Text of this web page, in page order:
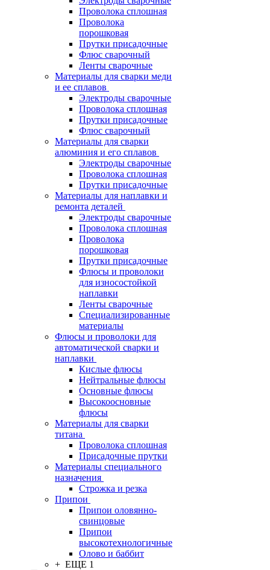
Проволока сплошная
Проволока
порошковая
Прутки присадочные
Флюс сварочный
Ленты сварочные
Материалы для сварки меди
и ее сплавов
Электроды сварочные
Проволока сплошная
Прутки присадочные
Флюс сварочный
Материалы для сварки
алюминия и его сплавов
Электроды сварочные
Проволока сплошная
Прутки присадочные
Материалы для наплавки и
ремонта деталей
Электроды сварочные
Проволока сплошная
Проволока
порошковая
Прутки присадочные
Флюсы и проволоки
для износостойкой
наплавки
Ленты сварочные
Специализированные
материалы
Флюсы и проволоки для
автоматической сварки и
наплавки
Кислые флюсы
Нейтральные флюсы
Основные флюсы
Высокоосновные
флюсы
Материалы для сварки
титана
Проволока сплошная
Присадочные прутки
Материалы специального
назначения
Строжка и резка
Припои
Припои оловянно-
свинцовые
Припои
высокотехнологичные
Олово и баббит
+ ЕЩЕ 1